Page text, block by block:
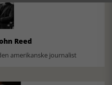
Reed
amerikanske journalist